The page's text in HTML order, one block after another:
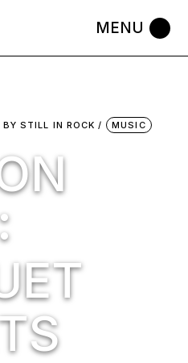
BYSTILL IN ROCK MUSIC